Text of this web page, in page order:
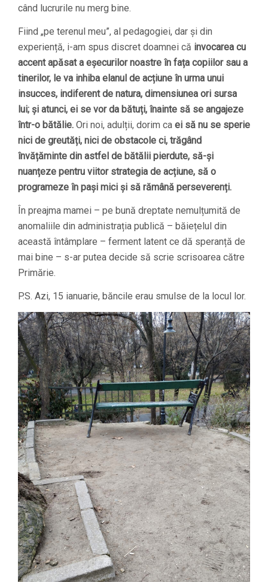
când lucrurile nu merg bine.
Fiind „pe terenul meu”, al pedagogiei, dar și din
experiență, i-am spus discret doamnei că invocarea cu
accent apăsat a eșecurilor noastre în fața copiilor sau a
tinerilor, le va inhiba elanul de acțiune în urma unui
insucces, indiferent de natura, dimensiunea ori sursa
lui; și atunci, ei se vor da bătuți, înainte să se angajeze
într-o bătălie. Ori noi, adulții, dorim ca ei să nu se sperie
nici de greutăți, nici de obstacole ci, trăgând
învățăminte din astfel de bătălii pierdute, să-și
nuanțeze pentru viitor strategia de acțiune, să o
programeze în pași mici și să rămână perseverenți.
În preajma mamei – pe bună dreptate nemulțumită de
anomaliile din administrația publică – băiețelul din
această întâmplare – ferment latent ce dă speranță de
mai bine – s-ar putea decide să scrie scrisoarea către
Primărie.
P.S. Azi, 15 ianuarie, băncile erau smulse de la locul lor.